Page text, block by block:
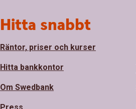
Hitta snabbt
Räntor, priser och kurser
Hitta bankkontor
Om Swedbank